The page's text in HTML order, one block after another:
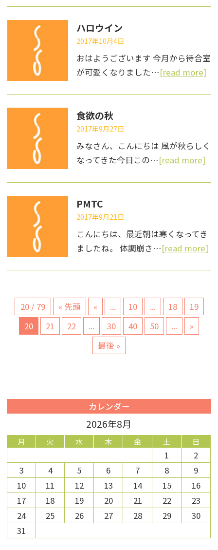
ハロウイン
2017年10月4日
おはようございます 今月から待合室
が可愛くなりました…[read more]
食欲の秋
2017年9月27日
みなさん、こんにちは 風が秋らしく
なってきた今日この…[read more]
PMTC
2017年9月21日
こんにちは、最近朝は寒くなってき
ましたね。 体調崩さ…[read more]
20 / 79 « 先頭 « ... 10 ... 18
19
20
21 22 ... 30 40 50 ...
»
最後 »
カレンダー
2026年8月
月 火 水 木 金 土 日
1
2
3
4 5 6 7 8
9
10
11 12 13 14 15
16
17
18 19 20 21 22
23
24
25 26 27 28 29
30
31